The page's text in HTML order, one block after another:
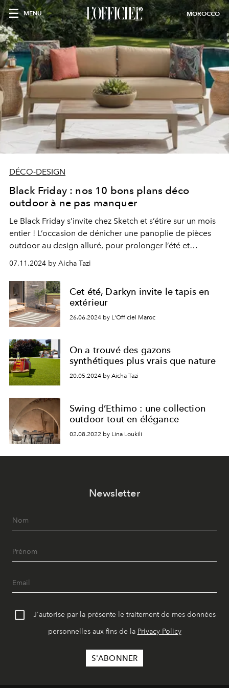
MENU MOROCCO
DÉCO-DESIGN
Black Friday : nos 10 bons plans déco
outdoor à ne pas manquer
Le Black Friday s’invite chez Sketch et s’étire sur un mois
entier ! L’occasion de dénicher une panoplie de pièces
outdoor au design alluré, pour prolonger l’été et
prendre l’air en s’offrant un coin détente à ciel ouvert.
07.11.2024 by Aicha Tazi
Cet été, Darkyn invite le tapis en
extérieur
26.06.2024 by L'Officiel Maroc
On a trouvé des gazons
synthétiques plus vrais que nature
20.05.2024 by Aicha Tazi
Swing d’Ethimo : une collection
outdoor tout en élégance
02.08.2022 by Lina Loukili
Newsletter
J'autorise par la présente le traitement de mes données
personnelles aux fins de la Privacy Policy